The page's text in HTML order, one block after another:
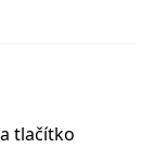
tlačítko